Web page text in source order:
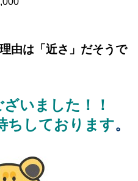
由は「近さ」だそうで
いました！！
ちしております。